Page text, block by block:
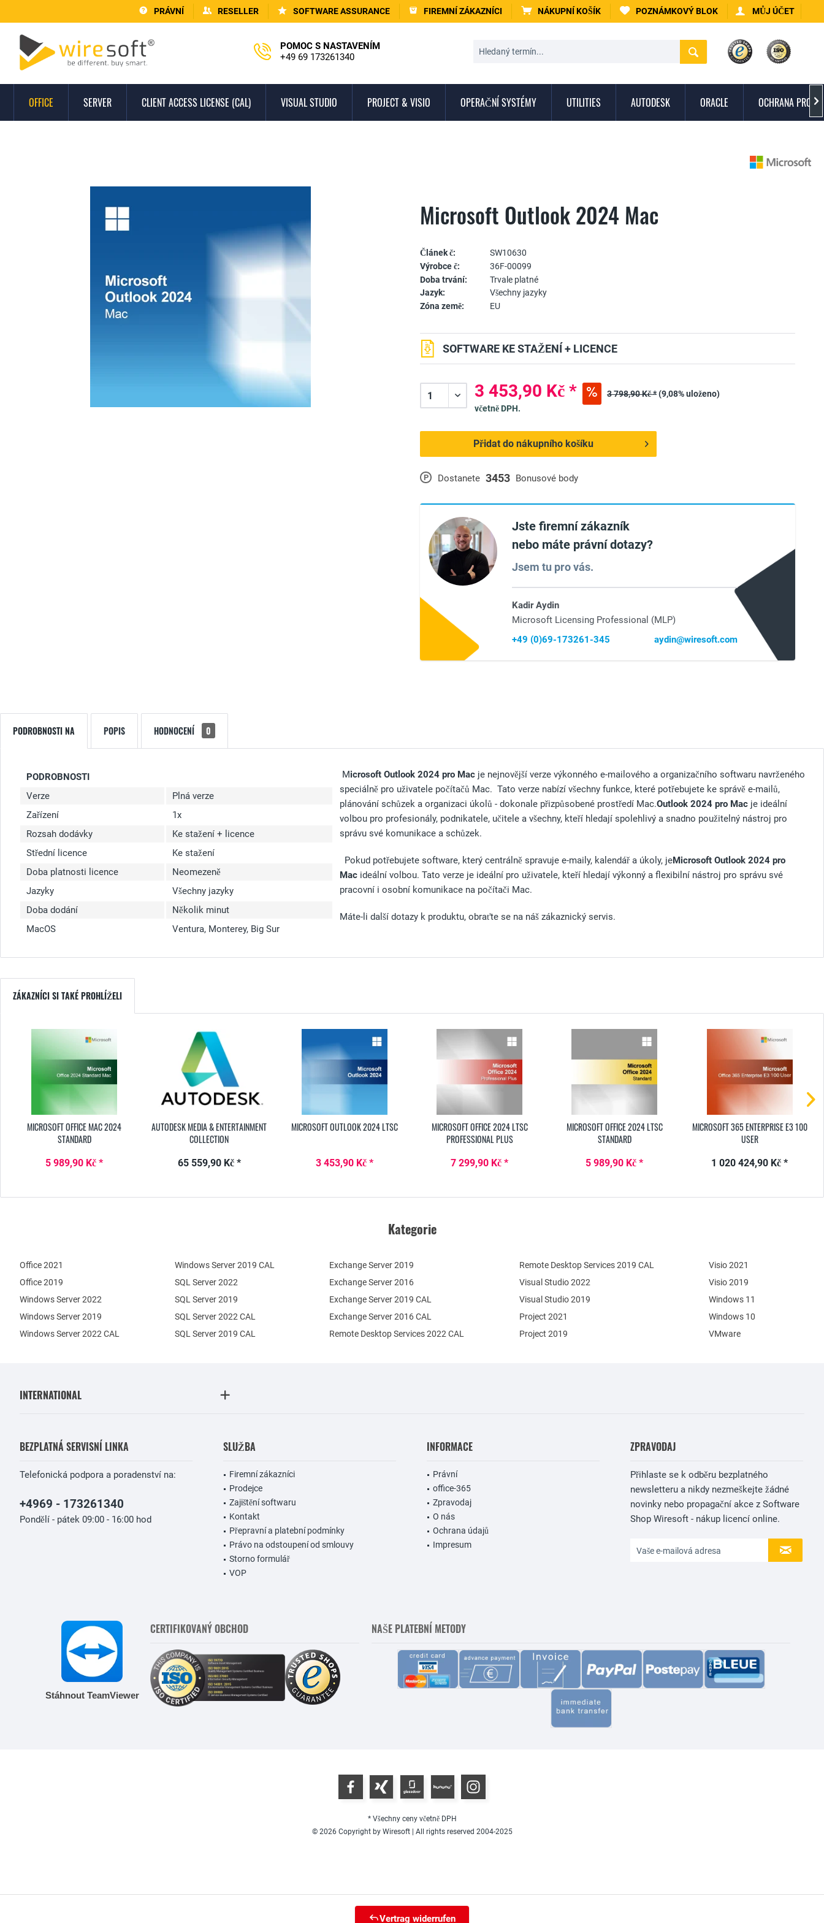
PRÁVNÍ RESELLER SOFTWARE ASSURANCE FIREMNÍ ZÁKAZNÍCI NÁKUPNÍ KOŠÍK POZNÁMKOVÝ BLOK MŮJ ÚČET
POMOC S NASTAVENÍM
+49 69 173261340
OFFICE SERVER CLIENT ACCESS LICENSE (CAL) VISUAL STUDIO PROJECT & VISIO OPERAČNÍ SYSTÉMY UTILITIES AUTODESK ORACLE OCHRANA PROTI

Microsoft Outlook 2024 Mac
Článek č:
SW10630
Výrobce č:
36F-00099
Doba trvání:
Trvale platné
Jazyk:
Všechny jazyky
Zóna země:
EU
P Dostanete 3453 Bonusové body
SOFTWARE KE STAŽENÍ + LICENCE
3 453,90 Kč * 3 798,90 Kč *(9,08% uloženo)
včetně DPH.
Přidat do nákupního košíku
Jste firemní zákazník
nebo máte právní dotazy?
Jsem tu pro vás.
Kadir Aydin
Microsoft Licensing Professional (MLP)
+49 (0)69-173261-345
aydin@wiresoft.com
PODROBNOSTI NA POPIS HODNOCENÍ 0
PODROBNOSTI
Verze
Plná verze
Zařízení
1x
Rozsah dodávky
Ke stažení + licence
Střední licence
Ke stažení
Doba platnosti licence
Neomezeně
Jazyky
Všechny jazyky
Doba dodání
Několik minut
MacOS
Ventura, Monterey, Big Sur
Microsoft Outlook 2024 pro Mac je nejnovější verze výkonného e-mailového a organizačního softwaru navrženého
speciálně pro uživatele počítačů Mac. Tato verze nabízí všechny funkce, které potřebujete ke správě e-mailů,
plánování schůzek a organizaci úkolů - dokonale přizpůsobené prostředí Mac.Outlook 2024 pro Mac je ideální
volbou pro profesionály, podnikatele, učitele a všechny, kteří hledají spolehlivý a snadno použitelný nástroj pro
správu své komunikace a schůzek.
Pokud potřebujete software, který centrálně spravuje e-maily, kalendář a úkoly, jeMicrosoft Outlook 2024 pro
Mac ideální volbou. Tato verze je ideální pro uživatele, kteří hledají výkonný a flexibilní nástroj pro správu své
pracovní i osobní komunikace na počítači Mac.
Máte-li další dotazy k produktu, obraťte se na náš zákaznický servis.
ZÁKAZNÍCI SI TAKÉ PROHLÍŽELI
MICROSOFT OFFICE MAC 2024
STANDARD
5 989,90 Kč *
AUTODESK MEDIA & ENTERTAINMENT
COLLECTION
65 559,90 Kč *
MICROSOFT OUTLOOK 2024 LTSC
3 453,90 Kč *
MICROSOFT OFFICE 2024 LTSC
PROFESSIONAL PLUS
7 299,90 Kč *
MICROSOFT OFFICE 2024 LTSC
STANDARD
5 989,90 Kč *
MICROSOFT 365 ENTERPRISE E3 100
USER
1 020 424,90 Kč *
Kategorie
Office 2021
Office 2019
Windows Server 2022
Windows Server 2019
Exchange Server 2019
Exchange Server 2016
SQL Server 2022
SQL Server 2019
Windows Server 2022 CAL
Windows Server 2019 CAL
SQL Server 2022 CAL
SQL Server 2019 CAL
Remote Desktop Services 2022 CAL
Remote Desktop Services 2019 CAL
Exchange Server 2019 CAL
Exchange Server 2016 CAL
Visual Studio 2022
Visual Studio 2019
Project 2021
Project 2019
Visio 2021
Visio 2019
Windows 11
Windows 10
VMware
INTERNATIONAL
BEZPLATNÁ SERVISNÍ LINKA
Telefonická podpora a poradenství na:
+4969 - 173261340
Pondělí - pátek 09:00 - 16:00 hod
SLUŽBA
Firemní zákazníci
Prodejce
Zajištění softwaru
Kontakt
Přepravní a platební podmínky
Právo na odstoupení od smlouvy
Storno formulář
VOP
INFORMACE
Právní
office-365
Zpravodaj
O nás
Ochrana údajů
Impresum
ZPRAVODAJ
Přihlaste se k odběru bezplatného
newsletteru a nikdy nezmeškejte žádné
novinky nebo propagační akce z Software
Shop Wiresoft - nákup licencí online.
Stáhnout TeamViewer
CERTIFIKOVANÝ OBCHOD NAŠE PLATEBNÍ METODY
* Všechny ceny včetně DPH
© 2026 Copyright by Wiresoft | All rights reserved 2004-2025
Vertrag widerrufen